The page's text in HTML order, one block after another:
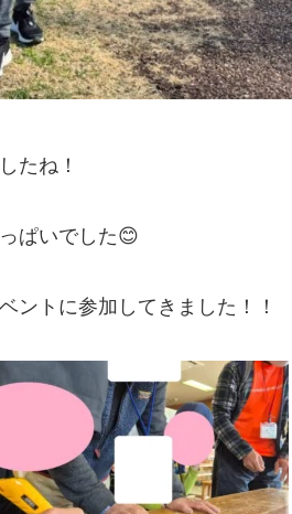
たね！
ぱいでした😊
ントに参加してきました！！